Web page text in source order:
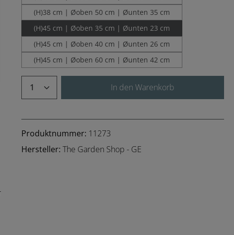
(H)38 cm | Øoben 50 cm | Øunten 35 cm
(H)45 cm | Øoben 35 cm | Øunten 23 cm
(H)45 cm | Øoben 40 cm | Øunten 26 cm
(H)45 cm | Øoben 60 cm | Øunten 42 cm
Produkt Anzahl: Gib den
In den Warenkorb
Produktnummer: 11273
Hersteller: The Garden Shop - GE